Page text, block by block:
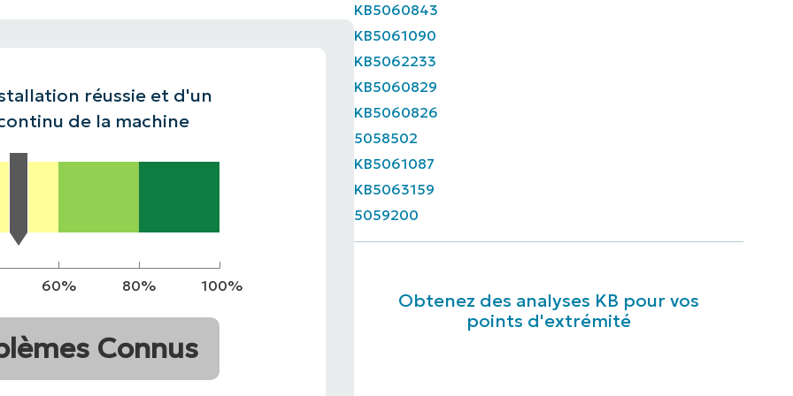
réussie et d'un
de la machine
60% 80% 100%
Connus
KB5060843
KB5061090
KB5062233
KB5060829
KB5060826
5058502
KB5061087
KB5063159
5059200
Obtenez des analyses KB pour vos
points d'extrémité